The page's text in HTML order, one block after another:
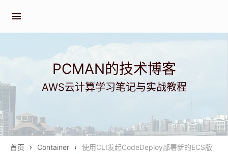
menu
PCMAN的技术博客
AWS云计算学习笔记与实战教程
首页 › Container ›
使用CLI发起CodeDeploy部署新的ECS版